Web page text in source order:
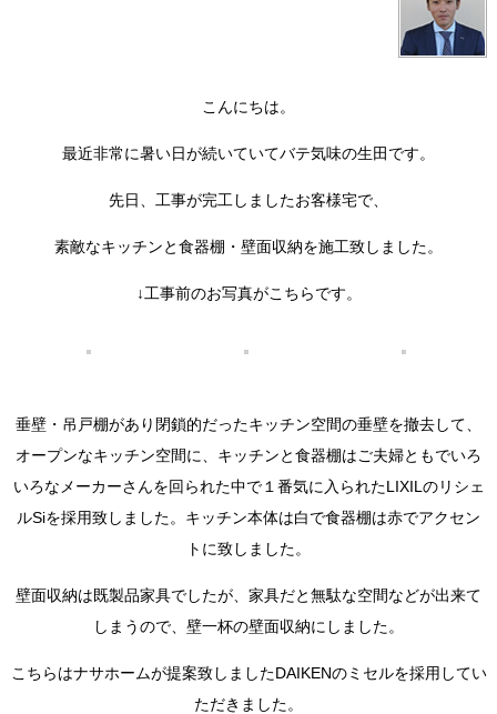
こんにちは。
最近非常に暑い日が続いていてバテ気味の生田です。
先日、工事が完工しましたお客様宅で、
素敵なキッチンと食器棚・壁面収納を施工致しました。
↓工事前のお写真がこちらです。
垂壁・吊戸棚があり閉鎖的だったキッチン空間の垂壁を撤去して、
オープンなキッチン空間に、キッチンと食器棚はご夫婦ともでいろ
いろなメーカーさんを回られた中で１番気に入られたLIXILのリシェ
ルSiを採用致しました。キッチン本体は白で食器棚は赤でアクセン
トに致しました。
壁面収納は既製品家具でしたが、家具だと無駄な空間などが出来て
しまうので、壁一杯の壁面収納にしました。
こちらはナサホームが提案致しましたDAIKENのミセルを採用してい
ただきました。